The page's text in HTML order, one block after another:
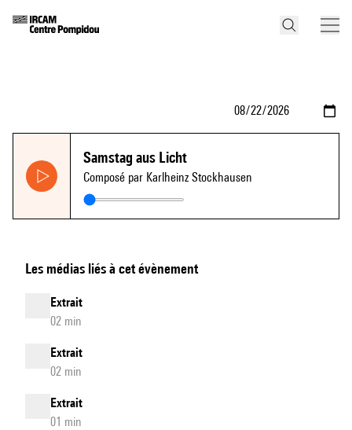
Samstag aus Licht
Composé par Karlheinz Stockhausen
Les médias liés à cet évènement
Extrait
02 min
Extrait
02 min
Extrait
01 min